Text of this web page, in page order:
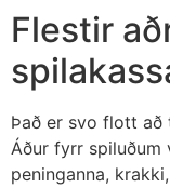
Flestir
Það er svo flott að
Áður fyrr spiluðum
peninganna,